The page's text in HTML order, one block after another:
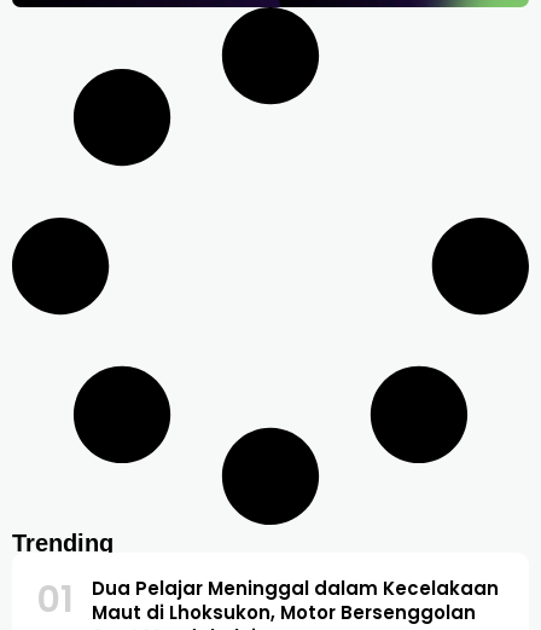
Trending
01
Dua Pelajar Meninggal dalam Kecelakaan
Maut di Lhoksukon, Motor Bersenggolan